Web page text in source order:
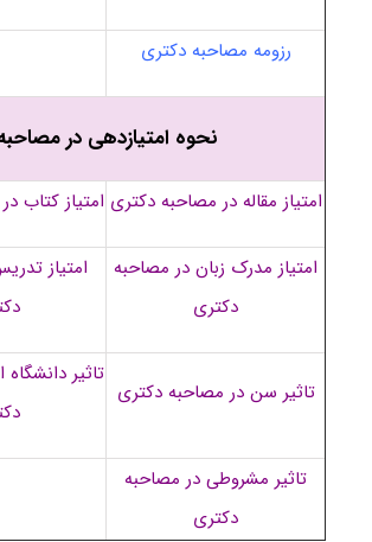
رزومه مصاحبه دکتری
نحوه امتیازدهی در
امتیاز مقاله در مصاحبه دکتری امتیاز کتاب
امتیاز مدرک زبان در مصاحبه
دکتری
امتیاز
تاثیر سن در مصاحبه دکتری
تاثیر
تاثیر مشروطی در مصاحبه
دکتری